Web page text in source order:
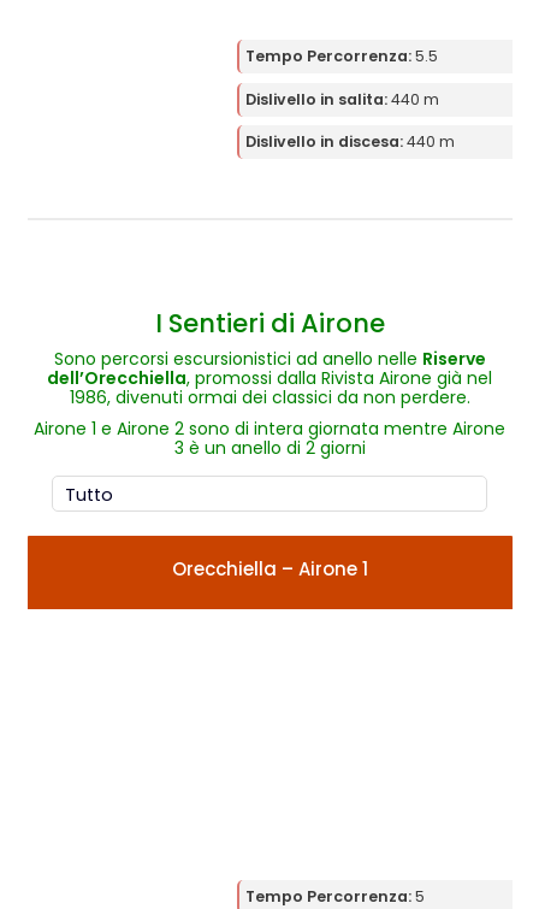
Tempo Percorrenza:5.5
Dislivello in salita:440 m
Dislivello in discesa:440 m
I Sentieri di Airone
Sono percorsi escursionistici ad anello nelle Riserve
dell’Orecchiella, promossi dalla Rivista Airone già nel
1986, divenuti ormai dei classici da non perdere.
Airone 1 e Airone 2 sono di intera giornata mentre Airone
3 è un anello di 2 giorni
Orecchiella – Airone 1
Tempo Percorrenza:5